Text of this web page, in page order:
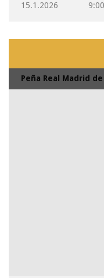
15.1.2026
Peña Real Madrid